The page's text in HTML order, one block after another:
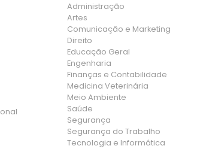
Administração
Artes
Comunicação e Marketing
Direito
Educação Geral
Engenharia
Finanças e Contabilidade
Medicina Veterinária
Meio Ambiente
Saúde
Segurança
Segurança do Trabalho
Tecnologia e Informática